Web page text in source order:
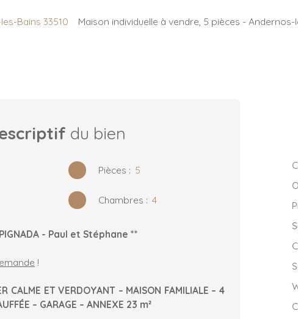
Bains 33510 Maison individuelle à vendre, 5 pièces - Andernos-
du bien
Pièces : 5
Chambres : 4
- Paul et Stéphane **
!
CALME ET VERDOYANT – MAISON FAMILIALE – 4
– GARAGE – ANNEXE 23 m²